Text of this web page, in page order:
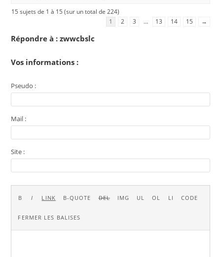
15 sujets de 1 à 15 (sur un total de 224)
1
2 3 … 13 14 15 →
Répondre à : zwwcbslc
Vos informations :
Pseudo :
Mail :
Site :